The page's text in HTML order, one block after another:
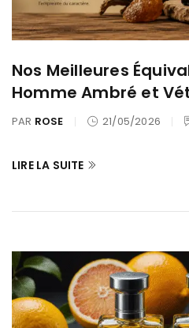
Nos Meilleures
Homme Ambré et
PAR ROSE 21/05/2026
LIRE LA SUITE